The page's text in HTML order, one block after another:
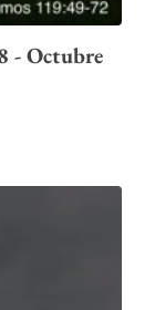
- Octubre